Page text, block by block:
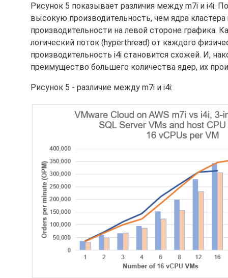
Рисунок 5 показывает различия между m7i и i4i.
высокую производительность, чем ядра
производительности на левой стороне графика.
логический поток (hyperthread) от каждого
производительность i4i становится схожей. И,
преимущество большего количества ядер, их
Рисунок 5 - различие между m7i и i4i: